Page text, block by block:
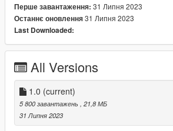
Перше завантаження: 31 Липня 2023
Останнє оновлення31 Липня 2023
Last Downloaded:
All Versions
1.0 (current)
5 800 завантажень
, 21,8 МБ
31 Липня 2023